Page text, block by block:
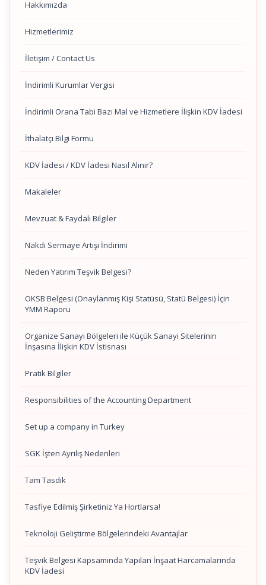
Hakkımızda
Hizmetlerimiz
İletişim / Contact Us
İndirimli Kurumlar Vergisi
İndirimli Orana Tabi Bazı Mal ve Hizmetlere İlişkin KDV İadesi
İthalatçı Bilgi Formu
KDV İadesi / KDV İadesi Nasıl Alınır?
Makaleler
Mevzuat & Faydalı Bilgiler
Nakdi Sermaye Artışı İndirimi
Neden Yatırım Teşvik Belgesi?
OKSB Belgesi (Onaylanmış Kişi Statüsü, Statü Belgesi) İçin
YMM Raporu
Organize Sanayi Bölgeleri ile Küçük Sanayi Sitelerinin
İnşasına İlişkin KDV İstisnası
Pratik Bilgiler
Responsibilities of the Accounting Department
Set up a company in Turkey
SGK İşten Ayrılış Nedenleri
Tam Tasdik
Tasfiye Edilmiş Şirketiniz Ya Hortlarsa!
Teknoloji Geliştirme Bölgelerindeki Avantajlar
Teşvik Belgesi Kapsamında Yapılan İnşaat Harcamalarında
KDV İadesi